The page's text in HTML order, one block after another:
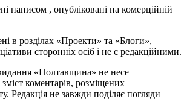
написом , опубліковані на комерційній
в розділах «Проекти» та «Блоги»,
сторонніх осіб і не є редакційними.
«Полтавщина» не несе
зміст коментарів, розміщених
Редакція не завжди поділяє погляди